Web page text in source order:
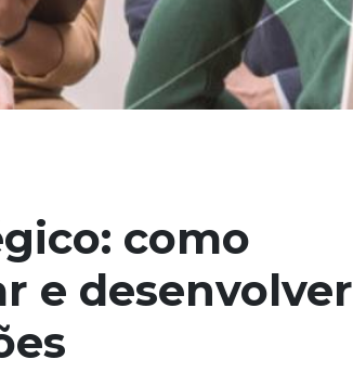
como
e desenvolver